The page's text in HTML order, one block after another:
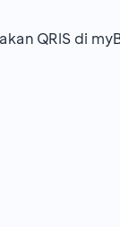
QRIS di